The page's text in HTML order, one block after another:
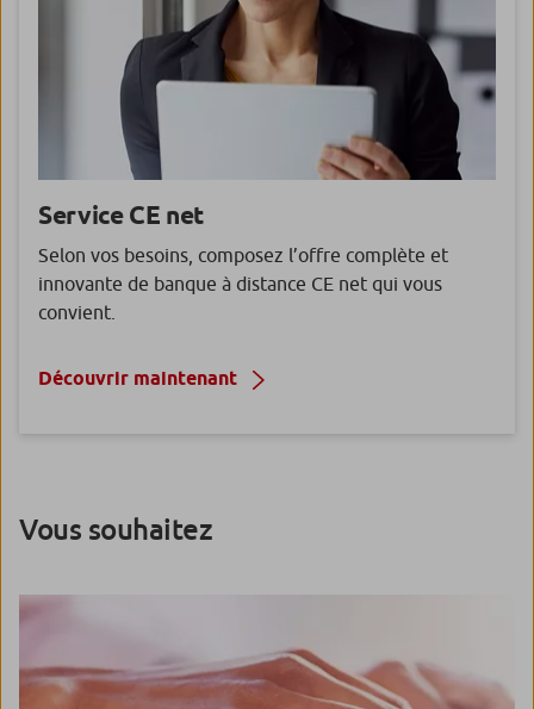
Service CE net
Selon vos besoins, composez l’offre complète et
innovante de banque à distance CE net qui vous
convient.
Découvrir maintenant
Vous souhaitez